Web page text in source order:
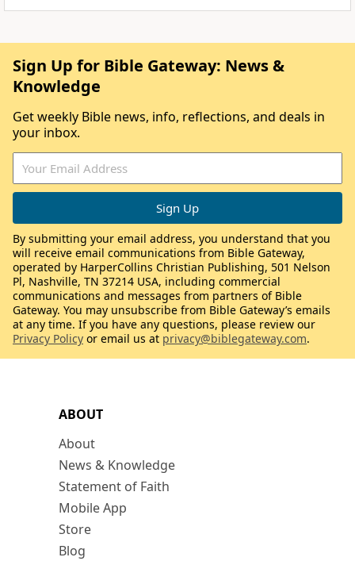
ABOUT
About
News & Knowledge
Statement of Faith
Mobile App
Store
Blog
Sign Up for Bible Gateway: News &
Knowledge
Get weekly Bible news, info, reflections, and deals in
your inbox.
By submitting your email address, you understand that you
will receive email communications from Bible Gateway,
operated by HarperCollins Christian Publishing, 501 Nelson
Pl, Nashville, TN 37214 USA, including commercial
communications and messages from partners of Bible
Gateway. You may unsubscribe from Bible Gateway’s emails
at any time. If you have any questions, please review our
Privacy Policy or email us at privacy@biblegateway.com.